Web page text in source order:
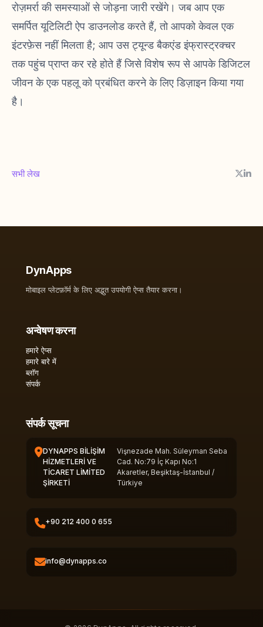
रोज़मर्रा की समस्याओं से जोड़ना जारी रखेंगे। जब आप एक
समर्पित यूटिलिटी ऐप डाउनलोड करते हैं, तो आपको केवल एक
इंटरफ़ेस नहीं मिलता है; आप उस ट्यून्ड बैकएंड इंफ्रास्ट्रक्चर
तक पहुंच प्राप्त कर रहे होते हैं जिसे विशेष रूप से आपके डिजिटल
जीवन के एक पहलू को प्रबंधित करने के लिए डिज़ाइन किया गया
है।
सभी लेख
DynApps
मोबाइल प्लेटफ़ॉर्म के लिए अद्भुत उपयोगी ऐप्स तैयार करना।
अन्वेषण करना
हमारे ऐप्स
हमारे बारे में
ब्लॉग
संपर्क
संपर्क सूचना
DYNAPPS BİLİŞİM
HİZMETLERİ VE
TİCARET LİMİTED
ŞİRKETİ
Vişnezade Mah. Süleyman Seba
Cad. No:79 İç Kapı No:1
Akaretler, Beşiktaş-İstanbul /
Türkiye
+90 212 400 0 655
info@dynapps.co